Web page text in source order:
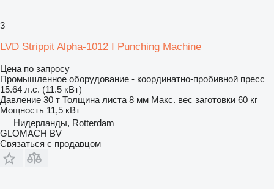
3
LVD Strippit Alpha-1012 I Punching Machine
Цена по запросу
Промышленное оборудование - координатно-пробивной пресс
15.64 л.с. (11.5 кВт)
Давление 30 т Толщина листа 8 мм Макс. вес заготовки 60 кг
Мощность 11,5 кВт
Нидерланды, Rotterdam
GLOMACH BV
Связаться с продавцом